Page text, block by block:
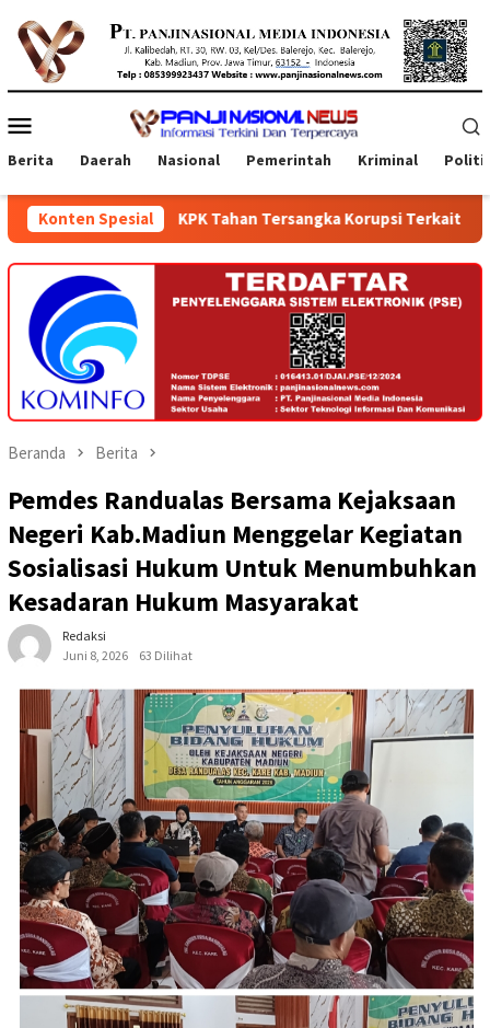
konten
Mobile
Berita Daerah Nasional Pemerintah Kriminal
Konten Spesial
KPK Tahan Tersangka Korupsi Terkait Pengadaan
Beranda Berita
Pemdes Randualas Bersama Kejaksaan
Negeri Kab.Madiun Menggelar Kegiatan
Sosialisasi Hukum Untuk Menumbuhkan
Kesadaran Hukum Masyarakat
Redaksi
Juni 8, 2026
63 Dilihat